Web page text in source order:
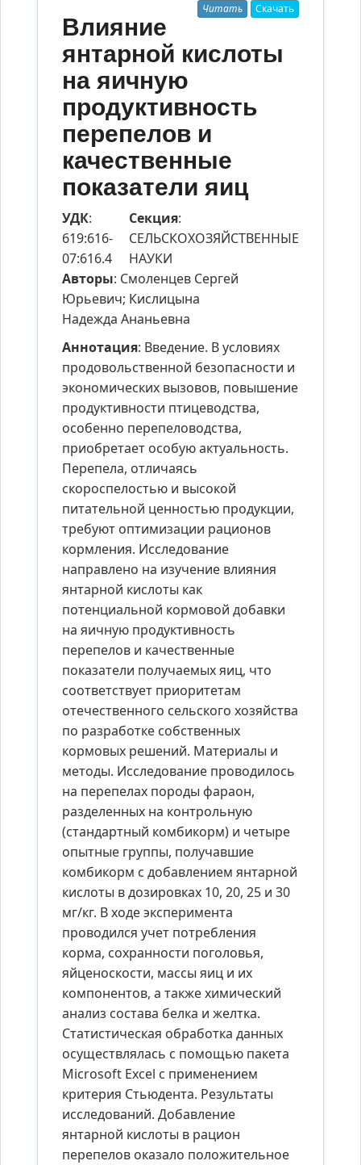
Читать Скачать
Влияние
янтарной кислоты
на яичную
продуктивность
перепелов и
качественные
показатели яиц
УДК:
619:616-
07:616.4
Секция:
СЕЛЬСКОХОЗЯЙСТВЕННЫЕ
НАУКИ
Авторы: Смоленцев Сергей
Юрьевич; Кислицына
Надежда Ананьевна
Аннотация: Введение. В условиях
продовольственной безопасности и
экономических вызовов, повышение
продуктивности птицеводства,
особенно перепеловодства,
приобретает особую актуальность.
Перепела, отличаясь
скороспелостью и высокой
питательной ценностью продукции,
требуют оптимизации рационов
кормления. Исследование
направлено на изучение влияния
янтарной кислоты как
потенциальной кормовой добавки
на яичную продуктивность
перепелов и качественные
показатели получаемых яиц, что
соответствует приоритетам
отечественного сельского хозяйства
по разработке собственных
кормовых решений. Материалы и
методы. Исследование проводилось
на перепелах породы фараон,
разделенных на контрольную
(стандартный комбикорм) и четыре
опытные группы, получавшие
комбикорм с добавлением янтарной
кислоты в дозировках 10, 20, 25 и 30
мг/кг. В ходе эксперимента
проводился учет потребления
корма, сохранности поголовья,
яйценоскости, массы яиц и их
компонентов, а также химический
анализ состава белка и желтка.
Статистическая обработка данных
осуществлялась с помощью пакета
Microsoft Excel с применением
критерия Стьюдента. Результаты
исследований. Добавление
янтарной кислоты в рацион
перепелов оказало положительное